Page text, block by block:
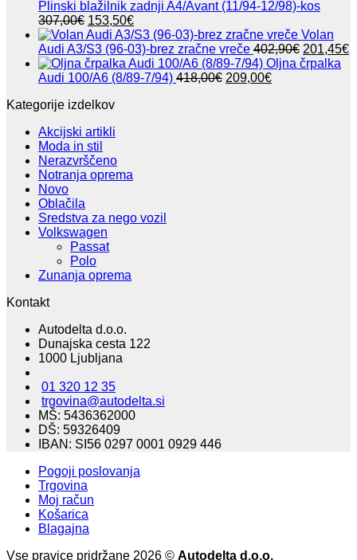
je
bila:
468,20€.
je:
234,09€.
Plinski blažilnik zadnji A4/Avant (11/94-12/98)-kos
307,00€ Izvirna
cena
je
bila:
307,00€.
153,50€Trenutna
cena
je:
153,50€.
Volan
Audi A3/S3 (96-03)-brez zračne vreče 402,90€ Izvirna
cena
201,45€
Oljna črpalka
Audi 100/A6 (8/89-7/94) 418,00€ Izvirna
209,00€Trenutna
Kategorije izdelkov
Akcijski artikli
Moda in stil
Nerazvrščeno
Notranja oprema
Novo
Oblačila
Sredstva za nego vozil
Volkswagen
Passat
Polo
Zunanja oprema
Kontakt
Autodelta d.o.o.
Dunajska cesta 122
1000 Ljubljana
01 320 12 35
trgovina@autodelta.si
MŠ: 5436362000
DŠ: 59326409
IBAN: SI56 0297 0001 0929 446
Pogoji poslovanja
Trgovina
Moj račun
Košarica
Blagajna
Vse pravice pridržane 2026 © Autodelta d.o.o.